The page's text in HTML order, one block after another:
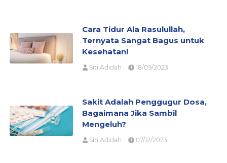
Cara Tidur Ala Rasulullah,
Ternyata Sangat Bagus untuk
Kesehatan!
Siti Adidah 18/09/2023
Sakit Adalah Penggugur Dosa,
Bagaimana Jika Sambil
Mengeluh?
Siti Adidah 07/12/2023